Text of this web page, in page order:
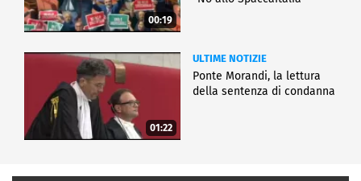
00:19
01:22
ULTIME NOTIZIE
Ponte Morandi, la lettura
della sentenza di condanna